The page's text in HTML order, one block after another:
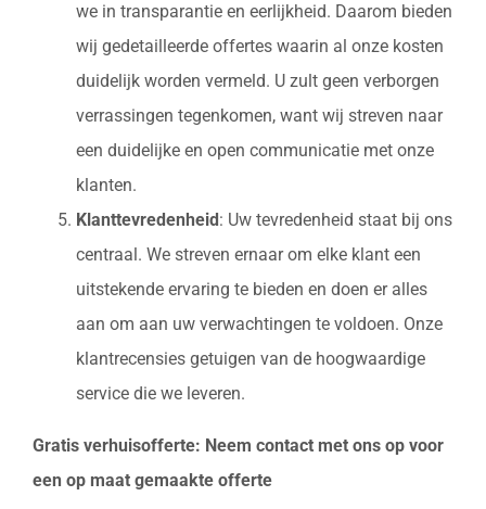
we in transparantie en eerlijkheid. Daarom bieden
wij gedetailleerde offertes waarin al onze kosten
duidelijk worden vermeld. U zult geen verborgen
verrassingen tegenkomen, want wij streven naar
een duidelijke en open communicatie met onze
klanten.
Klanttevredenheid : Uw tevredenheid staat bij ons
centraal. We streven ernaar om elke klant een
uitstekende ervaring te bieden en doen er alles
aan om aan uw verwachtingen te voldoen. Onze
klantrecensies getuigen van de hoogwaardige
service die we leveren.
Gratis verhuisofferte: Neem contact met ons op voor
een op maat gemaakte offerte